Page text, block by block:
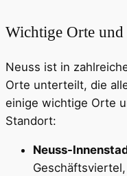
Wichtige Orte und
Neuss ist in
Orte unterteilt, die
einige wichtige Orte
Standort:
Neuss-